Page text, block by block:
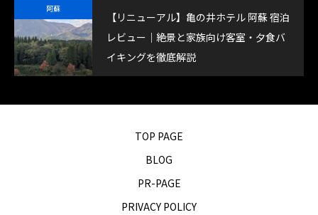
阿蘇
【リニューアル】亀の井ホテル 阿蘇 宿泊
レビュー｜絶景と家族向け客室・夕食バ
イキングを徹底解説
TOP PAGE
BLOG
PR-PAGE
PRIVACY POLICY